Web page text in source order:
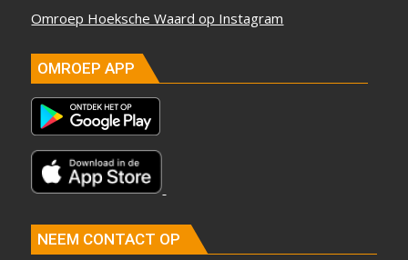
Omroep Hoeksche Waard op Instagram
OMROEP APP
NEEM CONTACT OP